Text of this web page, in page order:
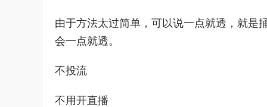
由于方法太过简单，可以说一点就透，就是
会一点就透。
不投流
不用开直播